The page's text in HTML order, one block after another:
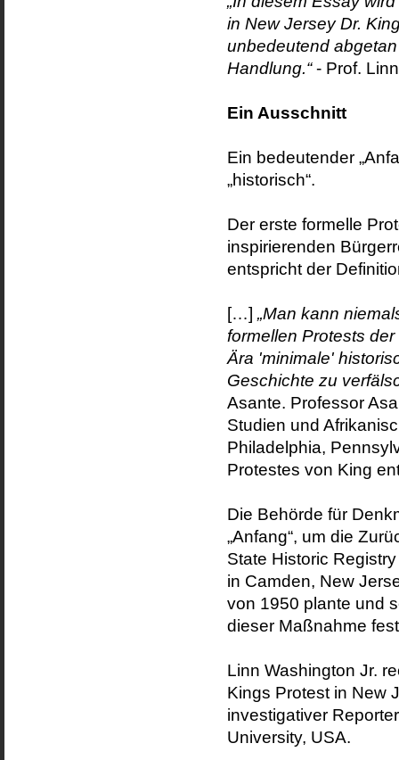
in New Jersey Dr.
unbedeutend
Handlung.“- Prof.
Ein Ausschnitt
Ein bedeutender
„historisch“.
Der erste formelle
inspirierenden
entspricht der
[…] „Man kann
formellen Protests
Ära 'minimale'
Geschichte zu
Asante. Professor
Studien und
Philadelphia,
Protestes von King
Die Behörde für
„Anfang“, um die
State Historic
in Camden, New
von 1950 plante und
dieser Maßnahme
Linn Washington Jr.
Kings Protest in New
investigativer
University, USA.